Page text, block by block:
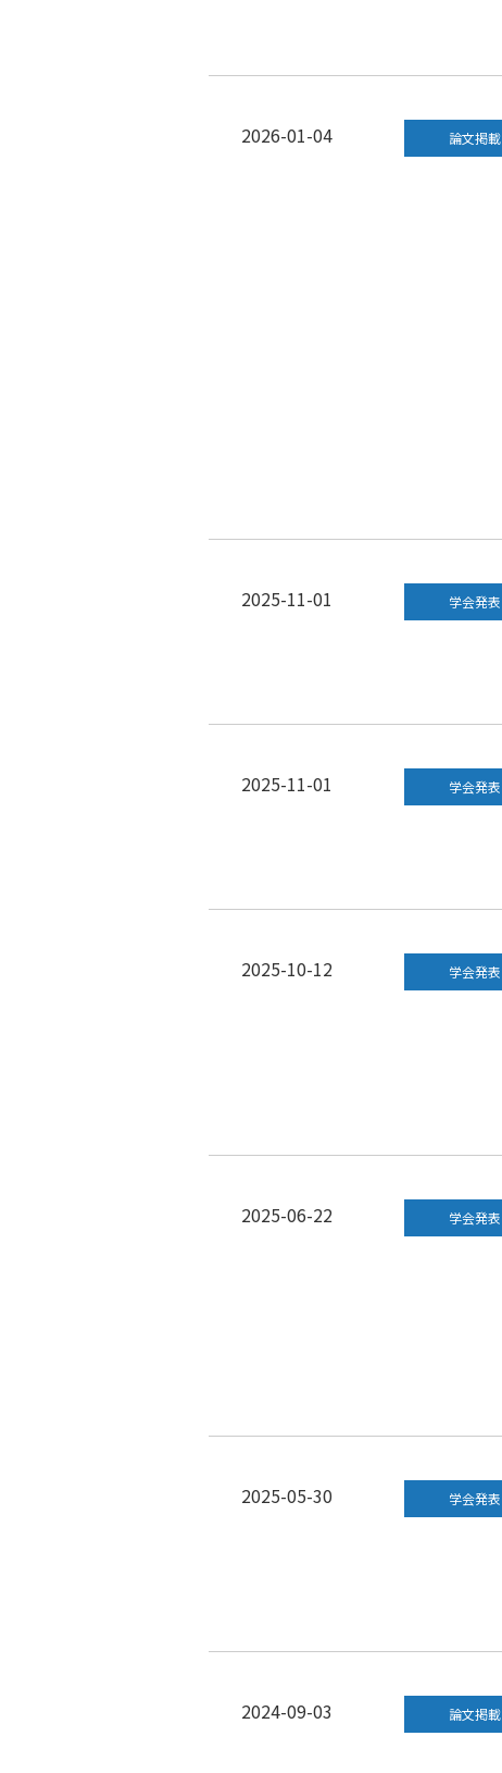
2026-01-04 論文掲載
2025-11-01 学会発表
2025-11-01 学会発表
2025-10-12 学会発表
2025-06-22 学会発表
2025-05-30 学会発表
2024-09-03 論文掲載